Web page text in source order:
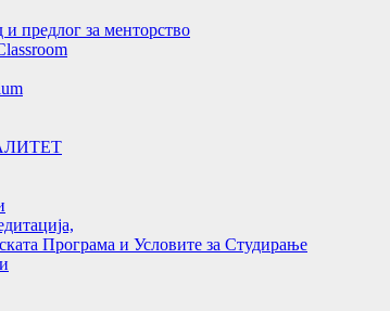
предлог за менторство
Програма и Условите за Студирање